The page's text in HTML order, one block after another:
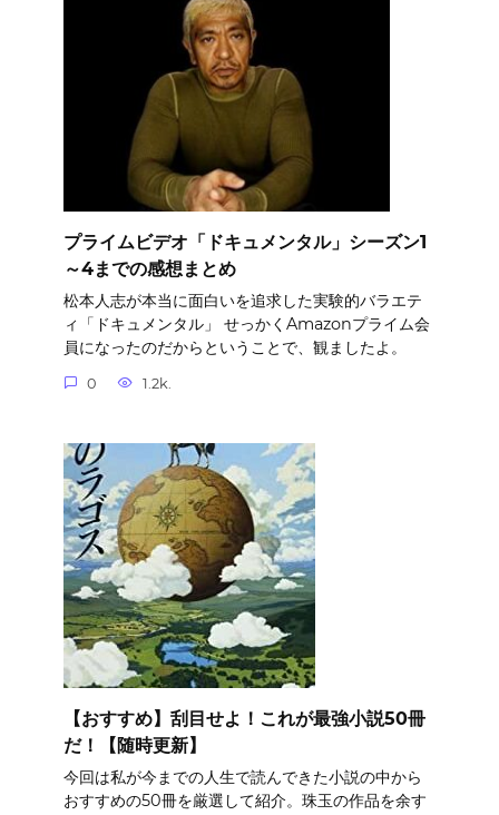
プライムビデオ「ドキュメンタル」シーズン1
～4までの感想まとめ
松本人志が本当に面白いを追求した実験的バラエテ
ィ「ドキュメンタル」 せっかくAmazonプライム会
員になったのだからということで、観ましたよ。
0 1.2k.
【おすすめ】刮目せよ！これが最強小説50冊
だ！【随時更新】
今回は私が今までの人生で読んできた小説の中から
おすすめの50冊を厳選して紹介。珠玉の作品を余す